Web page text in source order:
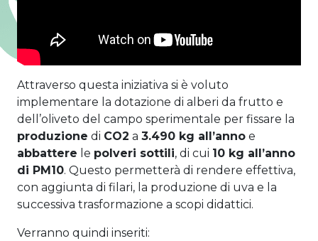
Attraverso questa iniziativa si è voluto
implementare la dotazione di alberi da frutto e
dell’oliveto del campo sperimentale per fissare la
produzione di CO2 a 3.490 kg all’anno e
abbattere le polveri sottili, di cui 10 kg all’anno
di PM10. Questo permetterà di rendere effettiva,
con aggiunta di filari, la produzione di uva e la
successiva trasformazione a scopi didattici.
Verranno quindi inseriti: